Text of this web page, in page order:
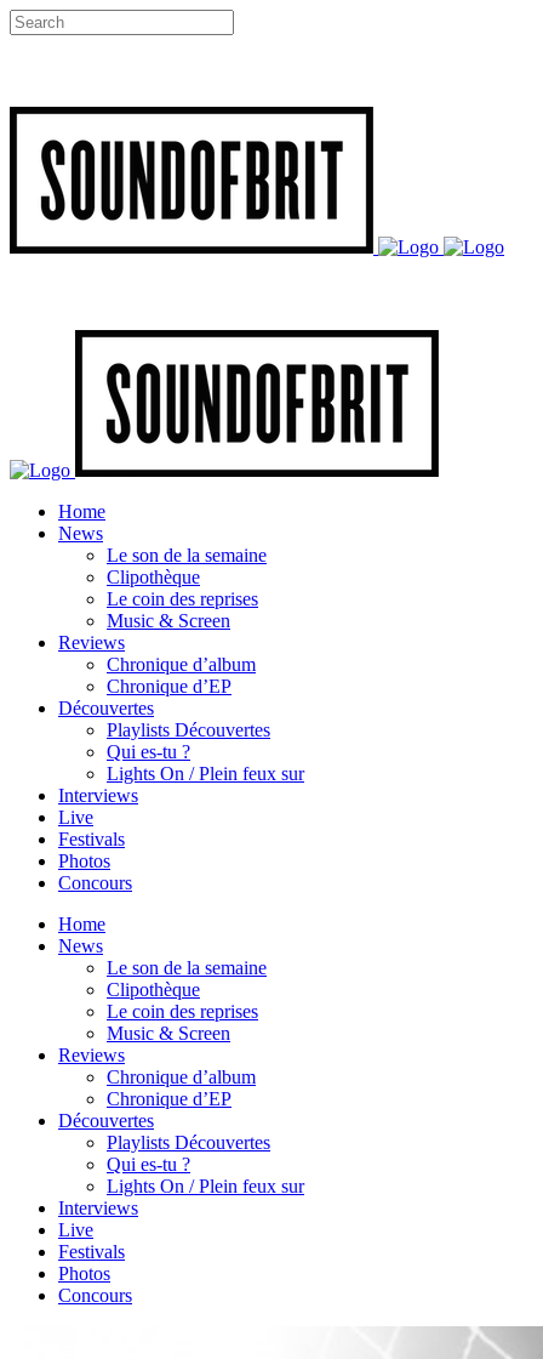
Home
News
Le son de la semaine
Clipothèque
Le coin des reprises
Music & Screen
Reviews
Chronique d’album
Chronique d’EP
Découvertes
Playlists Découvertes
Qui es-tu ?
Lights On / Plein feux sur
Interviews
Live
Festivals
Photos
Concours
Home
News
Le son de la semaine
Clipothèque
Le coin des reprises
Music & Screen
Reviews
Chronique d’album
Chronique d’EP
Découvertes
Playlists Découvertes
Qui es-tu ?
Lights On / Plein feux sur
Interviews
Live
Festivals
Photos
Concours